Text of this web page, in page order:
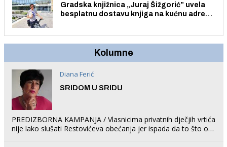
Gradska knjižnica „Juraj Šižgorić” uvela
besplatnu dostavu knjiga na kućnu adresu
Kolumne
Diana Ferić
SRIDOM U SRIDU
PREDIZBORNA KAMPANJA / Vlasnicima privatnih dječjih vrtića
nije lako slušati Restovićeva obećanja jer ispada da to što oni